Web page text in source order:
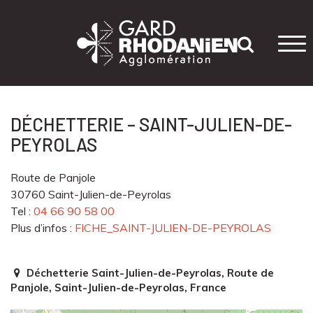
DÉCHETTERIE – SAINT-JULIEN-DE-
PEYROLAS
Route de Panjole
30760 Saint-Julien-de-Peyrolas
Tel : 04 66 90 58 00
Plus d’infos : FICHE_SAINT-JULIEN-DE-PEYROLAS
Déchetterie Saint-Julien-de-Peyrolas, Route de
Panjole, Saint-Julien-de-Peyrolas, France